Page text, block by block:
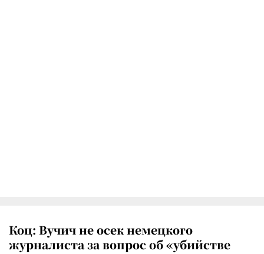
Коц: Вучич не осек немецкого
журналиста за вопрос об «убийстве